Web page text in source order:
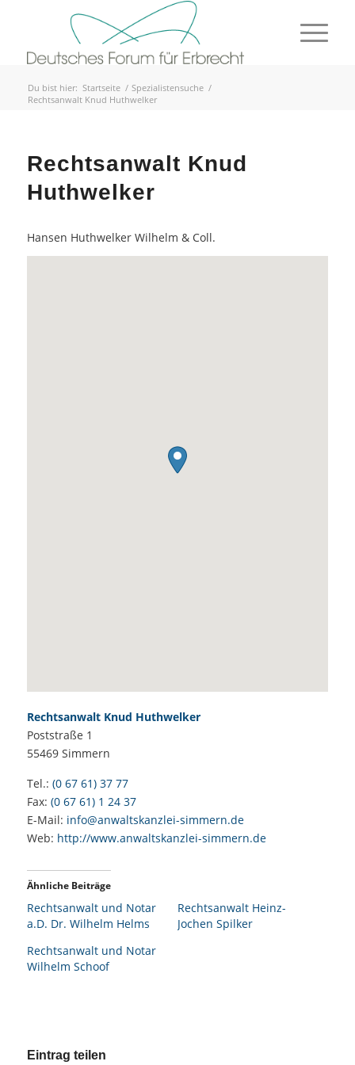
Du bist hier: Startseite / Spezialistensuche /
Rechtsanwalt Knud Huthwelker
Rechtsanwalt Knud
Huthwelker
Hansen Huthwelker Wilhelm & Coll.
Rechtsanwalt Knud Huthwelker
Poststraße 1
55469 Simmern
Tel.: (0 67 61) 37 77
Fax: (0 67 61) 1 24 37
E-Mail: info@anwaltskanzlei-simmern.de
Web: http://www.anwaltskanzlei-simmern.de
Ähnliche Beiträge
Rechtsanwalt und Notar
a.D. Dr. Wilhelm Helms
Rechtsanwalt Heinz-
Jochen Spilker
Rechtsanwalt und Notar
Wilhelm Schoof
Eintrag teilen